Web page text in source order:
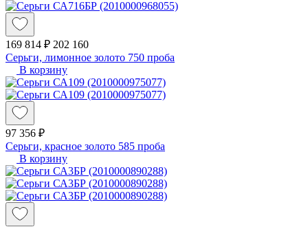
169 814 ₽ 202 160
Серьги, лимонное золото 750 проба
В корзину
97 356 ₽
Серьги, красное золото 585 проба
В корзину